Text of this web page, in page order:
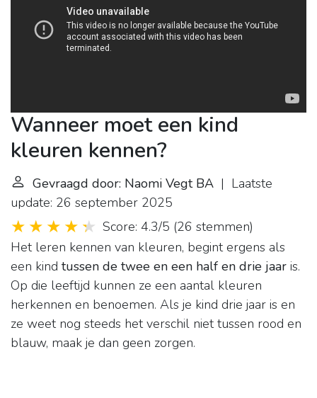
Wanneer moet een kind
kleuren kennen?
Gevraagd door: Naomi Vegt BA | Laatste
update: 26 september 2025
Score: 4.3/5 (26 stemmen)
Het leren kennen van kleuren, begint ergens als
een kind tussen de twee en een half en drie jaar is.
Op die leeftijd kunnen ze een aantal kleuren
herkennen en benoemen. Als je kind drie jaar is en
ze weet nog steeds het verschil niet tussen rood en
blauw, maak je dan geen zorgen.